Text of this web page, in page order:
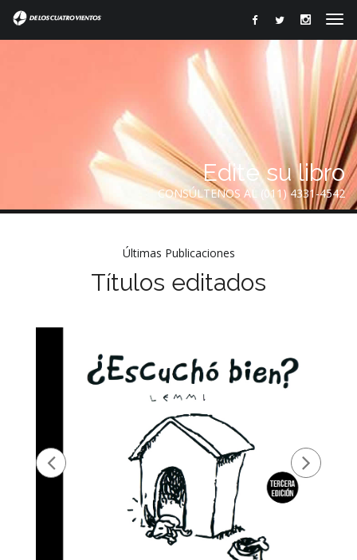
Edite su libro
CONSÚLTENOS AL (011) 4331-4542
Últimas Publicaciones
Títulos editados